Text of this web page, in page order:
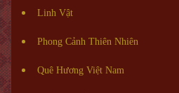
Linh Vật
Phong Cảnh Thiên Nhiên
Quê Hương Việt Nam